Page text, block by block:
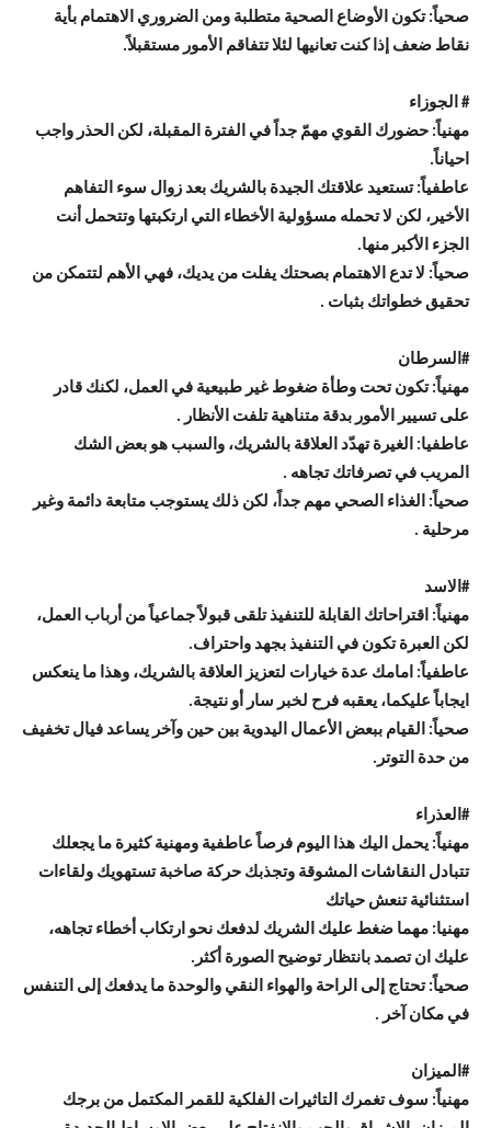
صحياً: تكون الأوضاع الصحية متطلبة ومن الضروري الاهتمام بأية
نقاط ضعف إذا كنت تعانيها لئلا تتفاقم الأمور مستقبلاً.
# الجوزاء
مهنياً: حضورك القوي مهمّ جداً في الفترة المقبلة، لكن الحذر واجب
احياناً.
عاطفياً: تستعيد علاقتك الجيدة بالشريك بعد زوال سوء التفاهم
الأخير، لكن لا تحمله مسؤولية الأخطاء التي ارتكبتها وتتحمل أنت
الجزء الأكبر منها.
صحياً: لا تدع الاهتمام بصحتك يفلت من يديك، فهي الأهم لتتمكن من
تحقيق خطواتك بثبات .
#السرطان
مهنياً: تكون تحت وطأة ضغوط غير طبيعية في العمل، لكنك قادر
على تسيير الأمور بدقة متناهية تلفت الأنظار .
عاطفيا: الغيرة تهدّد العلاقة بالشريك، والسبب هو بعض الشك
المريب في تصرفاتك تجاهه .
صحياً: الغذاء الصحي مهم جداً، لكن ذلك يستوجب متابعة دائمة وغير
مرحلية .
#الاسد
مهنياً: اقتراحاتك القابلة للتنفيذ تلقى قبولاً جماعياً من أرباب العمل،
لكن العبرة تكون في التنفيذ بجهد واحتراف.
عاطفياً: امامك عدة خيارات لتعزيز العلاقة بالشريك، وهذا ما ينعكس
ايجاباً عليكما، يعقبه فرح لخبر سار أو نتيجة.
صحياً: القيام ببعض الأعمال اليدوية بين حين وآخر يساعد فيال تخفيف
من حدة التوتر.
#العذراء
مهنياً: يحمل اليك هذا اليوم فرصاً عاطفية ومهنية كثيرة ما يجعلك
تتبادل النقاشات المشوقة وتجذبك حركة صاخبة تستهويك ولقاءات
استثنائية تنعش حياتك
مهنيا: مهما ضغط عليك الشريك لدفعك نحو ارتكاب أخطاء تجاهه،
عليك ان تصمد بانتظار توضيح الصورة أكثر.
صحياً: تحتاج إلى الراحة والهواء النقي والوحدة ما يدفعك إلى التنفس
في مكان آخر .
#الميزان
مهنياً: سوف تغمرك التاثيرات الفلكية للقمر المكتمل من برجك